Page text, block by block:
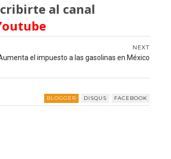
al canal
NEXT
el impuesto a las gasolinas en México
BLOGGER DISQUS FACEBOOK